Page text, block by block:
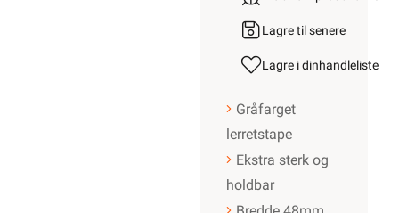
Lagre til senere
Lagre i dinhandleliste
Gråfarget
lerretstape
Ekstra sterk og
holdbar